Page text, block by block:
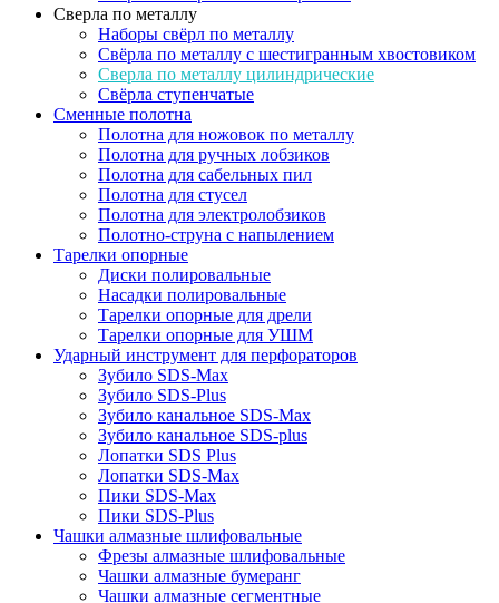
Сверла по металлу
Наборы свёрл по металлу
Свёрла по металлу с шестигранным хвостовиком
Сверла по металлу цилиндрические
Свёрла ступенчатые
Сменные полотна
Полотна для ножовок по металлу
Полотна для ручных лобзиков
Полотна для сабельных пил
Полотна для стусел
Полотна для электролобзиков
Полотно-струна с напылением
Тарелки опорные
Диски полировальные
Насадки полировальные
Тарелки опорные для дрели
Тарелки опорные для УШМ
Ударный инструмент для перфораторов
Зубило SDS-Max
Зубило SDS-Plus
Зубило канальное SDS-Max
Зубило канальное SDS-plus
Лопатки SDS Plus
Лопатки SDS-Max
Пики SDS-Max
Пики SDS-Plus
Чашки алмазные шлифовальные
Фрезы алмазные шлифовальные
Чашки алмазные бумеранг
Чашки алмазные сегментные